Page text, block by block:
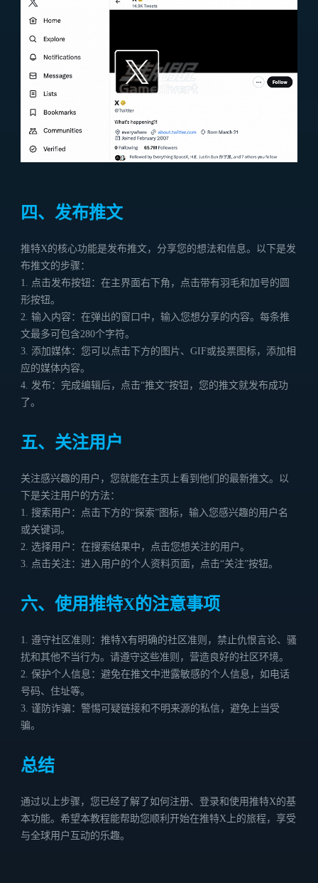
四、发布推文
推特X的核心功能是发布推文，分享您的想法和信息。以下是发
布推文的步骤：
1. 点击发布按钮：在主界面右下角，点击带有羽毛和加号的圆
形按钮。
2. 输入内容：在弹出的窗口中，输入您想分享的内容。每条推
文最多可包含280个字符。
3. 添加媒体：您可以点击下方的图片、GIF或投票图标，添加相
应的媒体内容。
4. 发布：完成编辑后，点击“推文”按钮，您的推文就发布成功
了。
五、关注用户
关注感兴趣的用户，您就能在主页上看到他们的最新推文。以
下是关注用户的方法：
1. 搜索用户：点击下方的“探索”图标，输入您感兴趣的用户名
或关键词。
2. 选择用户：在搜索结果中，点击您想关注的用户。
3. 点击关注：进入用户的个人资料页面，点击“关注”按钮。
六、使用推特X的注意事项
1. 遵守社区准则：推特X有明确的社区准则，禁止仇恨言论、骚
扰和其他不当行为。请遵守这些准则，营造良好的社区环境。
2. 保护个人信息：避免在推文中泄露敏感的个人信息，如电话
号码、住址等。
3. 谨防诈骗：警惕可疑链接和不明来源的私信，避免上当受
骗。
总结
通过以上步骤，您已经了解了如何注册、登录和使用推特X的基
本功能。希望本教程能帮助您顺利开始在推特X上的旅程，享受
与全球用户互动的乐趣。